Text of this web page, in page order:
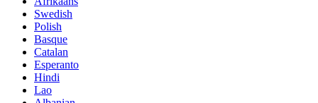
Swedish
Polish
Basque
Catalan
Esperanto
Hindi
Lao